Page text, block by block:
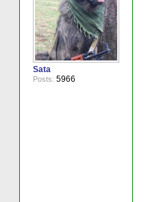
Sata
Posts: 5966